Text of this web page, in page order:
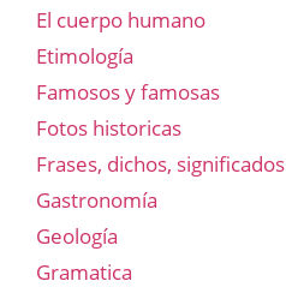
El cuerpo humano
Etimología
Famosos y famosas
Fotos historicas
Frases, dichos, significados
Gastronomía
Geología
Gramatica